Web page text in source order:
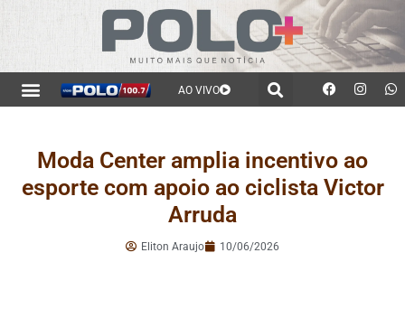
AO VIVO
Moda Center amplia incentivo ao
esporte com apoio ao ciclista Victor
Arruda
Eliton Araujo 10/06/2026